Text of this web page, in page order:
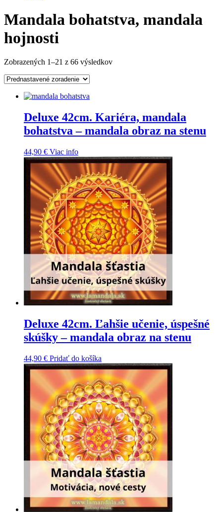
Mandala bohatstva, mandala
hojnosti
Zobrazených 1–21 z 66 výsledkov
Deluxe 42cm. Kariéra, mandala
bohatstva – mandala obraz na stenu
44,90 € Viac info
Deluxe 42cm. Ľahšie učenie, úspešné
skúšky – mandala obraz na stenu
44,90 € Pridať do košíka